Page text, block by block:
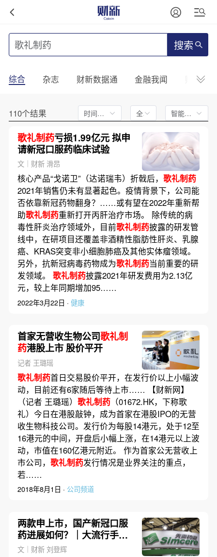
搜索
综合 杂志 财新数据通 金融我闻 财新
110个结果 时间不限 全文 智能排序
歌礼制药亏损1.99亿元 拟申
请新冠口服药临床试验
文｜财新 滑昂
核心产品“戈诺卫”（达诺瑞韦）折戟后， 歌礼制药
2021年销售仍未有显著起色。疫情背景下，公司能
否依靠新冠药物翻身？……或有望在2022年重新帮
助歌礼制药重新打开丙肝治疗市场。 除传统的病
毒性肝炎治疗领域外，目前歌礼制药披露的研发管
线中，在研项目还覆盖非酒精性脂肪性肝炎、乳腺
癌、KRAS突变非小细胞肺癌及其他实体瘤领域。
另外，抗新冠病毒药物成为歌礼制药当前重要的研
发领域。 歌礼制药披露2021年研发费用为2.13亿
元，较上年同期增加95……
2022年3月22日 · 健康
首家无营收生物公司歌礼制
药港股上市 股价平开
记者 王璐瑶
歌礼制药首日交易股价平开，在发行价以上小幅波
动，目前还有6家随后等待上市…… 【财新网】
（记者 王璐瑶） 歌礼制药（01672.HK，下称歌
礼）今日在港股敲钟，成为首家在港股IPO的无营
收生物科技公司。发行价为每股14港元，处于12至
16港元的中间，开盘后小幅上涨，在14港元以上波
动，市值在160亿港元附近。 作为首家公无营收上
市公司， 歌礼制药发行情况是业界关注的重点，
若……
2018年8月1日 · 公司频道
两款申上市，国产新冠口服
药进展如何？｜大流行手记
（1月16日）
文｜财新 刘登辉